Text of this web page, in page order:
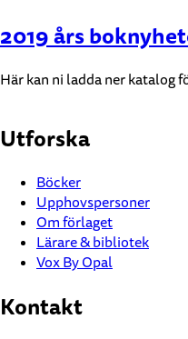
2019 års
Här kan ni ladda ner katalog
Utforska
Böcker
Upphovspersoner
Om förlaget
Lärare & bibliotek
Vox By Opal
Kontakt